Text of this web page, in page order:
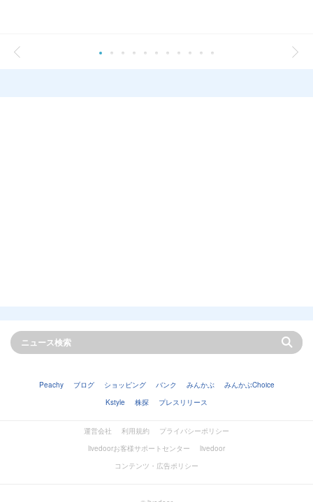
Peachy ブログ ショッピング バンク みんかぶ
みんかぶChoice
Kstyle
株探 プレスリリース
運営会社 利用規約
プライバシーポリシー
livedoorお客様サポートセンター
livedoor
コンテンツ・広告ポリシー